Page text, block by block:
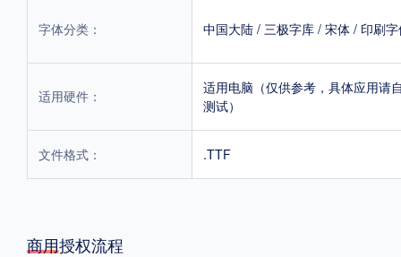
字体分类： 中国大陆 / 三极字库 / 宋体 / 印刷
适用硬件：
适用电脑（仅供参考，具体应用请
测试）
文件格式： .TTF
商用授权流程